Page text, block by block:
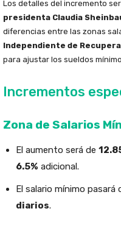
Los detalles del incremento
presidenta Claudia
diferencias entre las zonas
Independiente de
para ajustar los sueldos
Incrementos
Zona de Salarios
El aumento será de
6.5% adicional.
El salario mínimo pasará
diarios.